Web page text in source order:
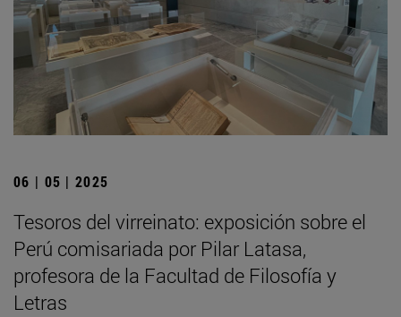
06 | 05 | 2025
Tesoros del virreinato: exposición sobre el
Perú comisariada por Pilar Latasa,
profesora de la Facultad de Filosofía y
Letras